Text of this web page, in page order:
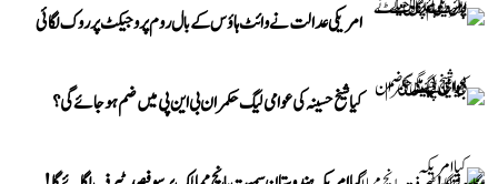
امریکی عدالت نے وائٹ ہاؤس کے بال روم پروجیکٹ پر روک لگائی
کیا شیخ حسینہ کی عوامی لیگ حکمران بی این پی میں ضم ہو جائے گی؟